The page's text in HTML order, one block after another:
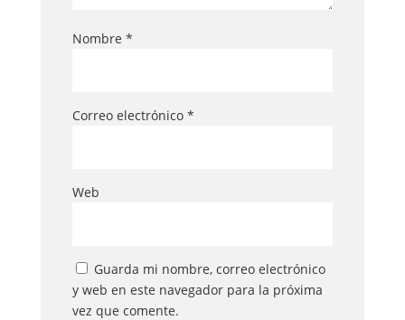
Nombre *
Correo electrónico *
Web
Guarda mi nombre, correo electrónico
y web en este navegador para la próxima
vez que comente.